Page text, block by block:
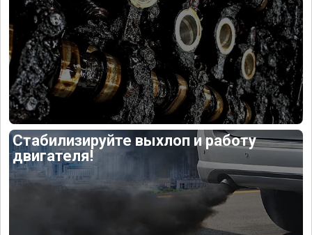
Стабилизируйте выхлоп и работу
двигателя!